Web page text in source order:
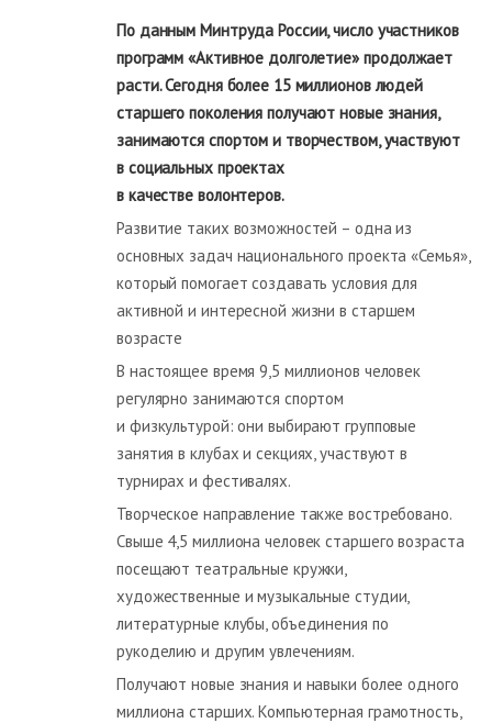
По данным Минтруда России, число участников
программ «Активное долголетие» продолжает
расти. Сегодня более 15 миллионов людей
старшего поколения получают новые знания,
занимаются спортом и творчеством, участвуют
в социальных проектах
в качестве волонтеров.
Развитие таких возможностей – одна из
основных задач национального проекта «Семья»,
который помогает создавать условия для
активной и интересной жизни в старшем
возрасте
В настоящее время 9,5 миллионов человек
регулярно занимаются спортом
и физкультурой: они выбирают групповые
занятия в клубах и секциях, участвуют в
турнирах и фестивалях.
Творческое направление также востребовано.
Свыше 4,5 миллиона человек старшего возраста
посещают театральные кружки,
художественные и музыкальные студии,
литературные клубы, объединения по
рукоделию и другим увлечениям.
Получают новые знания и навыки более одного
миллиона старших. Компьютерная грамотность,